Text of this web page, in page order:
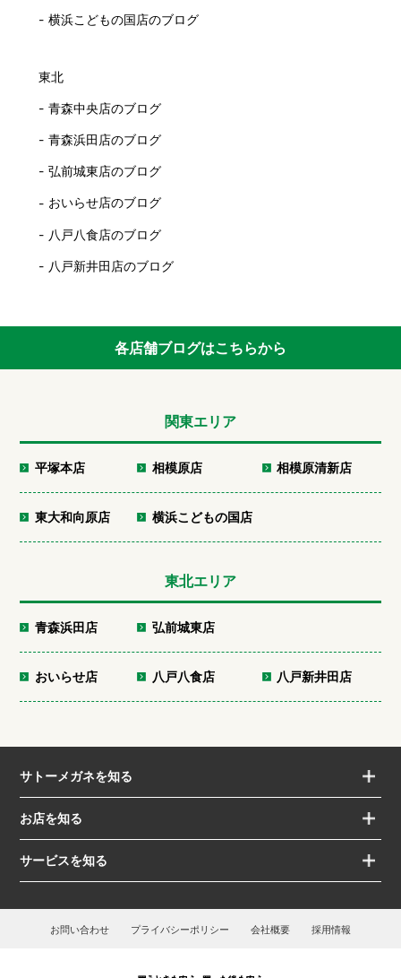
横浜こどもの国店のブログ
東北
青森中央店のブログ
青森浜田店のブログ
弘前城東店のブログ
おいらせ店のブログ
八戸八食店のブログ
八戸新井田店のブログ
各店舗ブログはこちらから
関東エリア
平塚本店 相模原店 相模原清新店
東大和向原店 横浜こどもの国店
東北エリア
青森浜田店 弘前城東店
おいらせ店 八戸八食店 八戸新井田店
サトーメガネを知る
お店を知る
サービスを知る
お問い合わせ プライバシーポリシー 会社概要 採用情報